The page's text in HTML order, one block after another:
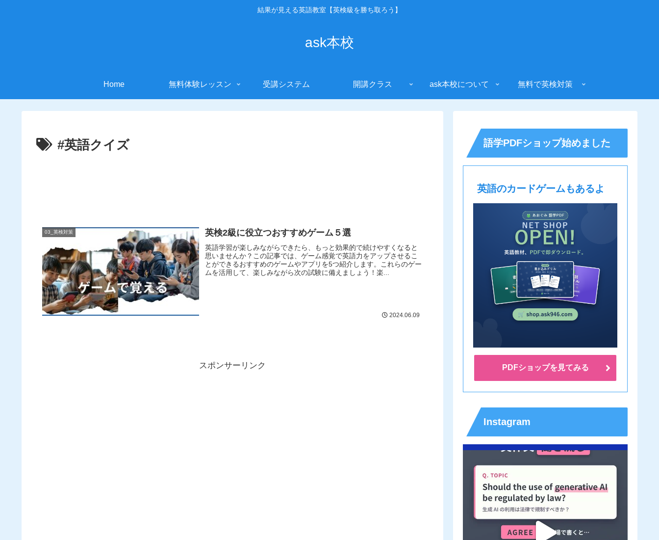
結果が見える英語教室【英検級を勝ち取ろう】
ask本校
Home 無料体験レッスン 受講システム 開講クラス ask本校について 無料で英検対策
#英語クイズ
03_英検対策 英検2級に役立つおすすめゲーム５選
英語学習が楽しみながらできたら、もっと効果的で続けやすくなると
思いませんか？この記事では、ゲーム感覚で英語力をアップさせるこ
とができるおすすめのゲームやアプリを5つ紹介します。これらのゲー
ムを活用して、楽しみながら次の試験に備えましょう！楽...
2024.06.09
スポンサーリンク
語学PDFショップ始めました
英語のカードゲームもあるよ
PDFショップを見てみる
Instagram